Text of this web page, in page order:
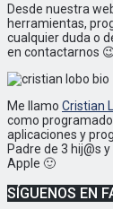
Desde nuestra
herramientas,
cualquier duda o
en contactarnos
Me llamo Cristian
como
aplicaciones y
Padre de 3 hij@s
Apple 🙂
SÍGUENOS EN